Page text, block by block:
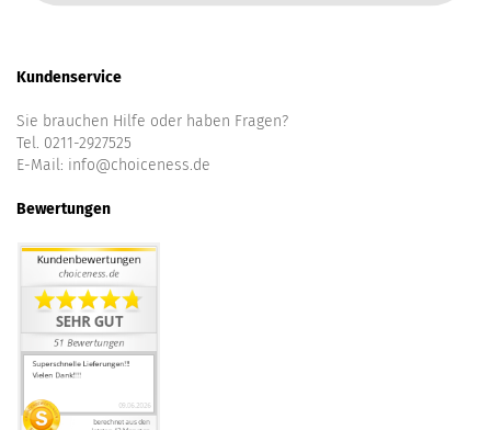
Kundenservice
Sie brauchen Hilfe oder haben Fragen?
Tel. 0211-2927525
E-Mail: info@choiceness.de
Bewertungen